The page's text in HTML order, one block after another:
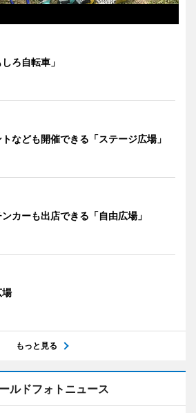
しろ自転車」
なども開催できる「ステージ広場」
カーも出店できる「自由広場」
場
もっと見る
ルドフォトニュース